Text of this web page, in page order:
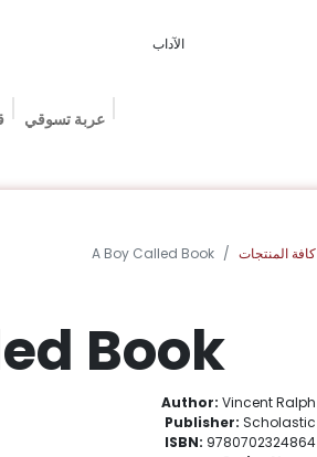
عربة تسوقي
كافة المنتجات A Boy Called Book
Book
Author: Vincent Ralph
Publisher: Scholastic
ISBN: 9780702324864